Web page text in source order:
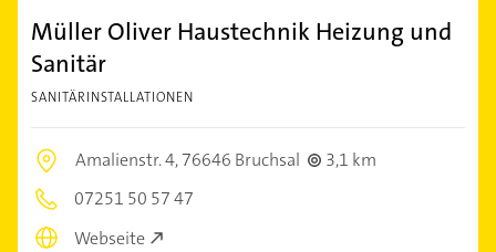
Müller Oliver Haustechnik Heizung und
Sanitär
SANITÄRINSTALLATIONEN
Amalienstr. 4,76646 Bruchsal
3,1 km
07251 50 57 47
Webseite